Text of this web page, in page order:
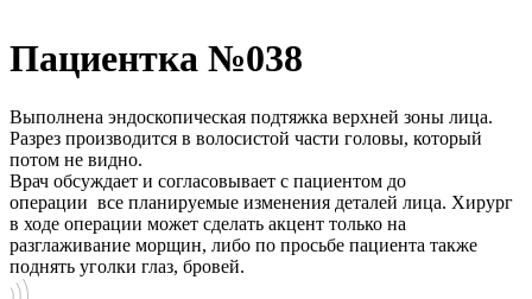
Пациентка №038
Выполнена эндоскопическая подтяжка верхней зоны лица.
Разрез производится в волосистой части головы, который
потом не видно.
Врач обсуждает и согласовывает с пациентом до
операции все планируемые изменения деталей лица. Хирург
в ходе операции может сделать акцент только на
разглаживание морщин, либо по просьбе пациента также
поднять уголки глаз, бровей.